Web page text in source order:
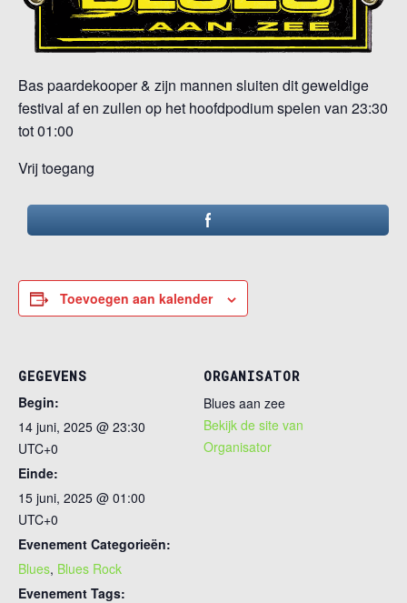
Bas paardekooper & zijn mannen sluiten dit geweldige
festival af en zullen op het hoofdpodium spelen van 23:30
tot 01:00
Vrij toegang
Toevoegen aan kalender
GEGEVENS
Begin:
14 juni, 2025 @ 23:30
UTC+0
Einde:
15 juni, 2025 @ 01:00
UTC+0
Evenement Categorieën:
Blues, Blues Rock
Evenement Tags:
ORGANISATOR
Blues aan zee
Bekijk de site van
Organisator